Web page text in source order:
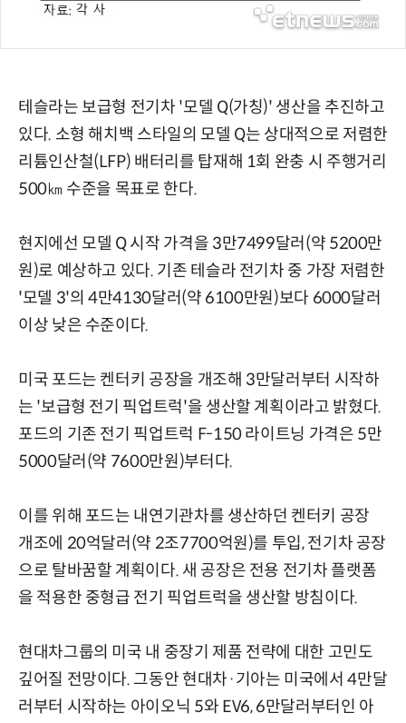
테슬라는 보급형 전기차 '모델 Q(가칭)' 생산을 추진하고
있다. 소형 해치백 스타일의 모델 Q는 상대적으로 저렴한
리튬인산철(LFP) 배터리를 탑재해 1회 완충 시 주행거리
500㎞ 수준을 목표로 한다.
현지에선 모델 Q 시작 가격을 3만7499달러(약 5200만
원)로 예상하고 있다. 기존 테슬라 전기차 중 가장 저렴한
'모델 3'의 4만4130달러(약 6100만원)보다 6000달러
이상 낮은 수준이다.
미국 포드는 켄터키 공장을 개조해 3만달러부터 시작하
는 '보급형 전기 픽업트럭'을 생산할 계획이라고 밝혔다.
포드의 기존 전기 픽업트럭 F-150 라이트닝 가격은 5만
5000달러(약 7600만원)부터다.
이를 위해 포드는 내연기관차를 생산하던 켄터키 공장
개조에 20억달러(약 2조7700억원)를 투입, 전기차 공장
으로 탈바꿈할 계획이다. 새 공장은 전용 전기차 플랫폼
을 적용한 중형급 전기 픽업트럭을 생산할 방침이다.
현대차그룹의 미국 내 중장기 제품 전략에 대한 고민도
깊어질 전망이다. 그동안 현대차·기아는 미국에서 4만달
러부터 시작하는 아이오닉 5와 EV6, 6만달러부터인 아